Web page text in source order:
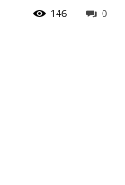
0
146